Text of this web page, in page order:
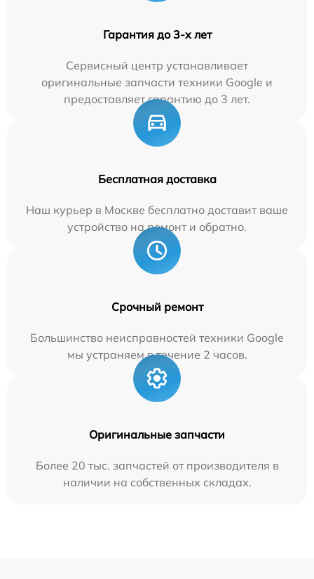
Гарантия до 3-х лет
Сервисный центр устанавливает
оригинальные запчасти техники Google и
предоставляет гарантию до 3 лет.
Бесплатная доставка
Наш курьер в Москве бесплатно доставит ваше
устройство на ремонт и обратно.
Срочный ремонт
Большинство неисправностей техники Google
мы устраняем в течение 2 часов.
Оригинальные запчасти
Более 20 тыс. запчастей от производителя в
наличии на собственных складах.